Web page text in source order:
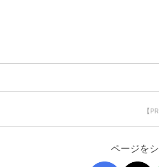
【PR
ページを